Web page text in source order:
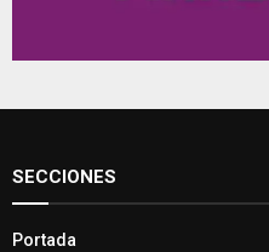
SECCIONES
Portada